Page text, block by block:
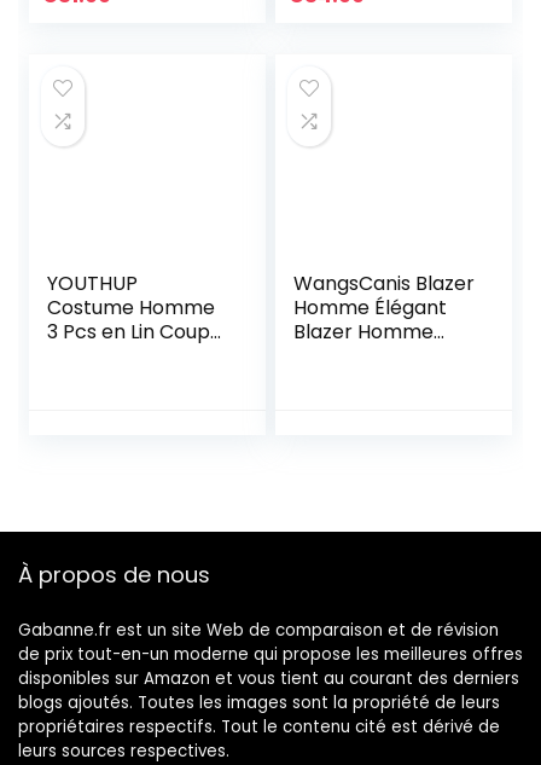
YOUTHUP
Costume Homme
3 Pcs en Lin Coupe
WangsCanis Blazer
Homme Élégant
Blazer Homme
À propos de nous
Gabanne.fr est un site Web de comparaison et de révision
de prix tout-en-un moderne qui propose les meilleures offres
disponibles sur Amazon et vous tient au courant des derniers
blogs ajoutés. Toutes les images sont la propriété de leurs
propriétaires respectifs. Tout le contenu cité est dérivé de
leurs sources respectives.